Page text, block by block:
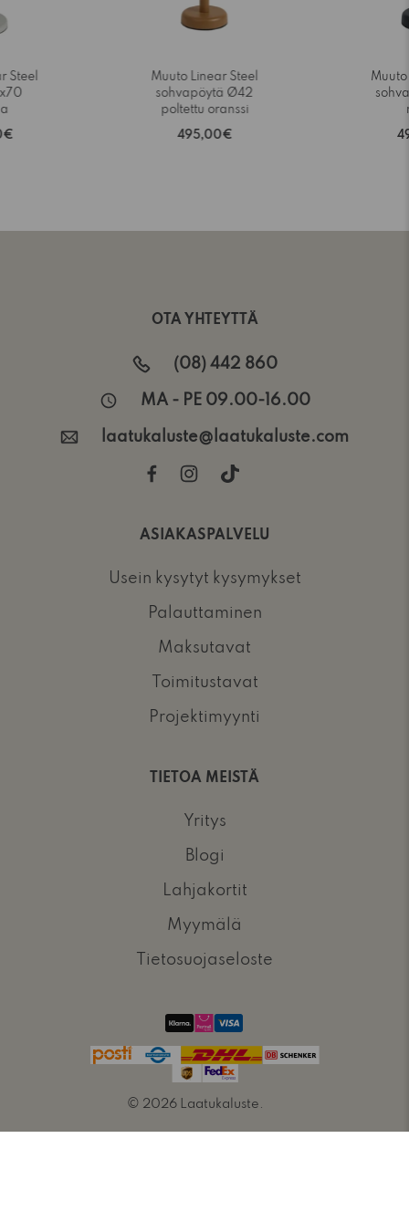
Steel
Muuto Linear Steel
sohvapöytä Ø42
poltettu oranssi
495,00€
OTA YHTEYTTÄ
(08) 442 860
MA - PE 09.00-16.00
laatukaluste@laatukaluste.com
ASIAKASPALVELU
Usein kysytyt kysymykset
Palauttaminen
Maksutavat
Toimitustavat
Projektimyynti
TIETOA MEISTÄ
Yritys
Blogi
Lahjakortit
Myymälä
Tietosuojaseloste
© 2026 Laatukaluste